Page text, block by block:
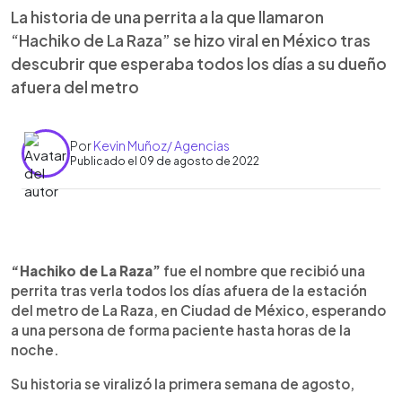
La historia de una perrita a la que llamaron
“Hachiko de La Raza” se hizo viral en México tras
descubrir que esperaba todos los días a su dueño
afuera del metro
PorKevin Muñoz/ Agencias
Publicado el 09 de agosto de 2022
► Escuchar artículo
“Hachiko de La Raza” fue el nombre que recibió una
perrita tras verla todos los días afuera de la estación
del metro de La Raza, en Ciudad de México, esperando
a una persona de forma paciente hasta horas de la
noche.
Su historia se viralizó la primera semana de agosto,